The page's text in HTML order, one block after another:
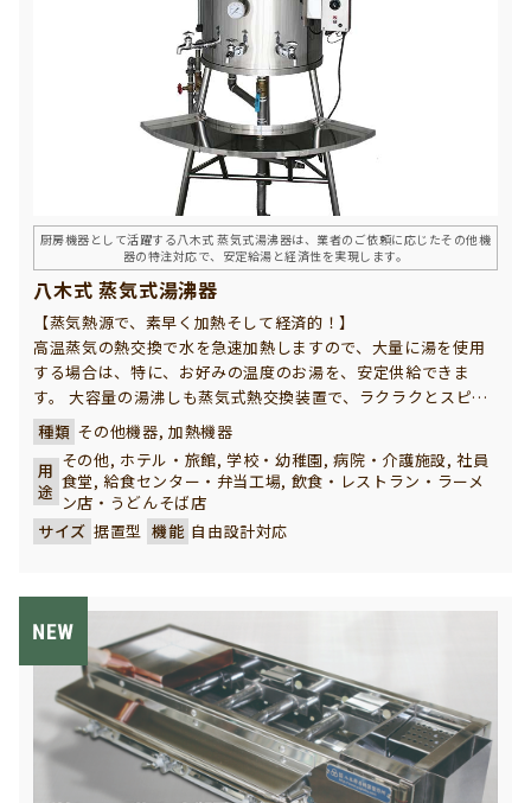
厨房機器として活躍する八木式 蒸気式湯沸器は、業者のご依頼に応じたその他機
器の特注対応で、安定給湯と経済性を実現します。
八木式 蒸気式湯沸器
【蒸気熱源で、素早く加熱そして経済的！】
高温蒸気の熱交換で水を急速加熱しますので、大量に湯を使用
する場合は、特に、お好みの温度のお湯を、安定供給できま
す。 大容量の湯沸しも蒸気式熱交換装置で、ラクラクとスピー
ディーにできます。 蒸気式ですので、ランニングコストも大変
経済的な湯沸器です。
種類 その他機器, 加熱機器
用
途
その他, ホテル・旅館, 学校・幼稚園, 病院・介護施設, 社員
食堂, 給食センター・弁当工場, 飲食・レストラン・ラーメ
ン店・うどんそば店
サイズ 据置型 機能 自由設計対応